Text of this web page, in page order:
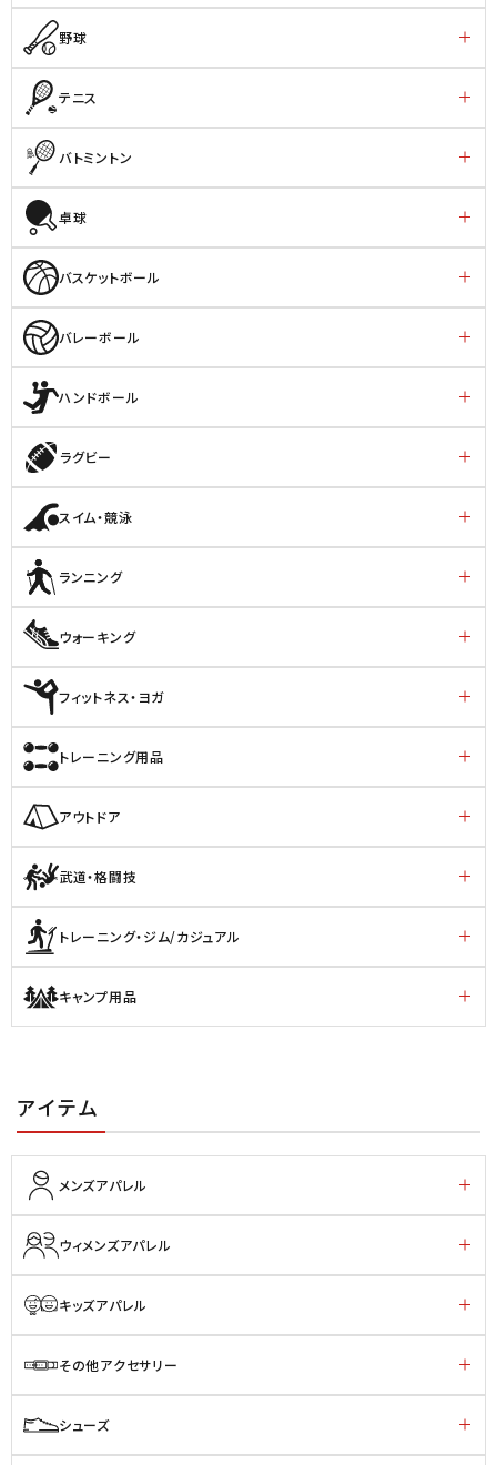
野球
テニス
バトミントン
卓球
バスケットボール
バレーボール
ハンドボール
ラグビー
スイム・競泳
ランニング
ウォーキング
フィットネス・ヨガ
トレーニング用品
アウトドア
武道・格闘技
トレーニング・ジム/カジュアル
キャンプ用品
アイテム
メンズアパレル
ウィメンズアパレル
キッズアパレル
その他アクセサリー
シューズ